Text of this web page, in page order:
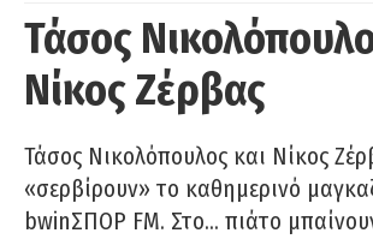
Τάσος
Νίκος Ζέρβας
Τάσος Νικολόπουλος και Νίκος
«σερβίρουν» το καθημερινό
bwinΣΠΟΡ FM. Στο… πιάτο